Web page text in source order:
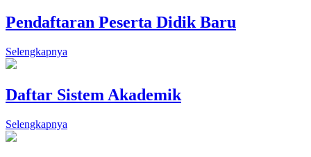
Pendaftaran Peserta Didik Baru
Selengkapnya
Daftar Sistem Akademik
Selengkapnya